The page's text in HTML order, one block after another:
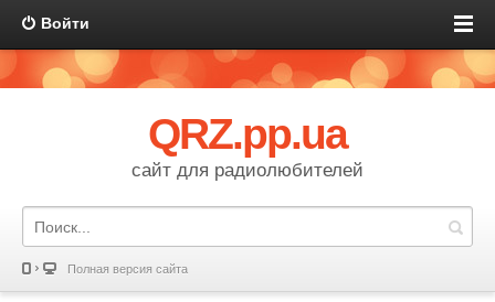
Войти
QRZ.pp.ua
сайт для радиолюбителей
Полная версия сайта